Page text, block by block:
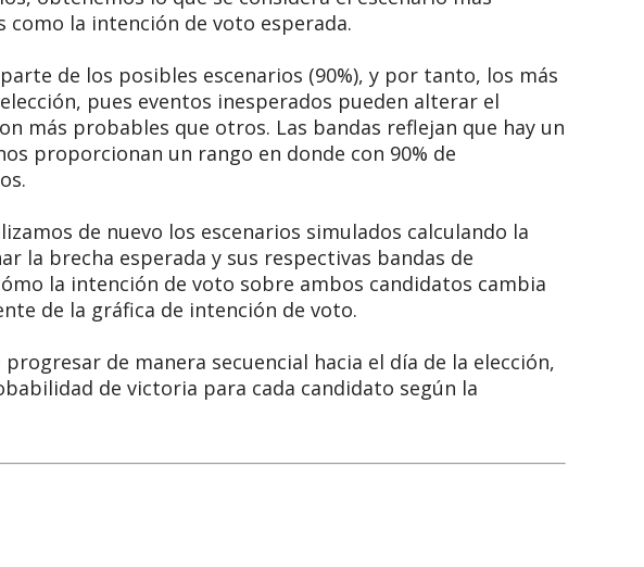
la intención de voto esperada.
de los posibles escenarios (90%), y por tanto, los más
pues eventos inesperados pueden alterar el
más probables que otros. Las bandas reflejan que hay un
proporcionan un rango en donde con 90% de
de nuevo los escenarios simulados calculando la
la brecha esperada y sus respectivas bandas de
la intención de voto sobre ambos candidatos cambia
de la gráfica de intención de voto.
de manera secuencial hacia el día de la elección,
de victoria para cada candidato según la